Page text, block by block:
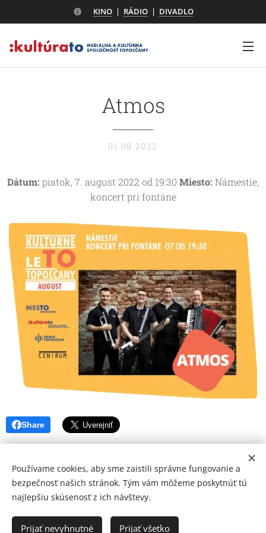
KINO| RÁDIO| DIVADLO
Atmos
01.08.2022
Dátum: piatok, 7. august 2022 od 19:30 Miesto: Námestie,
koncert pri fontáne
Share
© 2026 Mediálna a kultúrna spoločnosť Topoľčany, s.r.o.
Ochrana osobných údajov
Používame cookies, aby sme zaistili správne fungovanie a
bezpečnosť našich stránok. Tým vám môžeme poskytnúť tú
najlepšiu skúsenosť z ich návštevy.
Prijať nevyhnutné Prijať všetko